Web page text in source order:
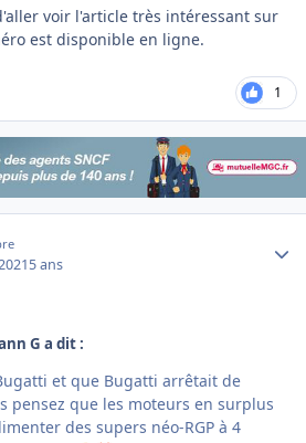
voir l'article très intéressant sur
est disponible en ligne.
1
5 ans
G a dit :
et que Bugatti arrêtait de
pensez que les moteurs en surplus
des supers néo-RGP à 4